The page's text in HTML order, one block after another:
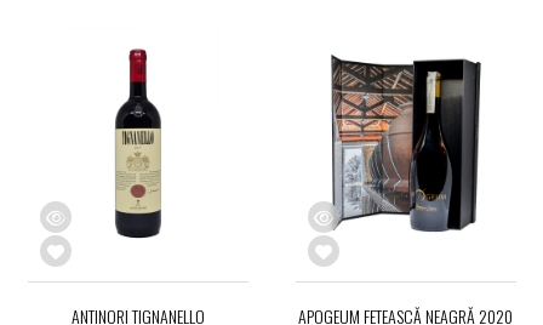
ANTINORI TIGNANELLO
APOGEUM FETEASCĂ NEAGRĂ 2020